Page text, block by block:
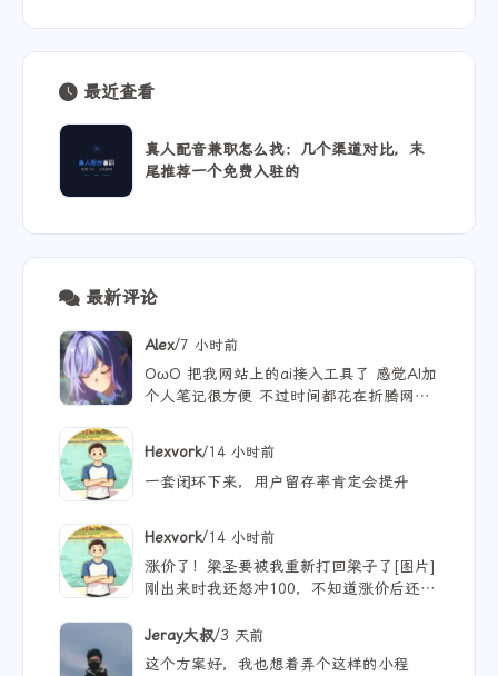
最近查看
真人配音兼职怎么找：几个渠道对比，末
尾推荐一个免费入驻的
最新评论
Alex/7 小时前
OωO 把我网站上的ai接入工具了 感觉AI加
个人笔记很方便 不过时间都花在折腾网站
只有我自己使用 网站没没什么浏览量😢
Hexvork/14 小时前
一套闭环下来，用户留存率肯定会提升
Hexvork/14 小时前
涨价了！梁圣要被我重新打回梁子了[图片]
刚出来时我还怒冲100，不知道涨价后还能
Jeray大叔/3 天前
这个方案好，我也想着弄个这样的小程